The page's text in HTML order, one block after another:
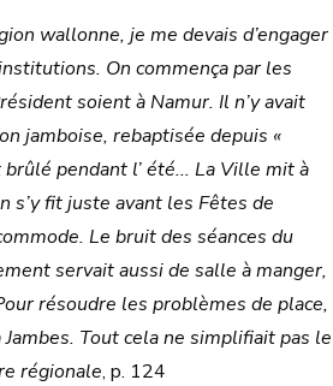
wallonne, je me devais d’engager
On commença par les
soient à Namur. Il n’y avait
jamboise, rebaptisée depuis «
pendant l’ été... La Ville mit à
s’y fit juste avant les Fêtes de
Le bruit des séances du
servait aussi de salle à manger,
résoudre les problèmes de place,
Tout cela ne simplifiait pas le
régionale, p. 124